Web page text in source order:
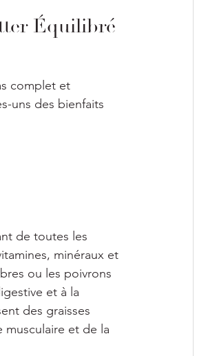
Équilibré
complet et
uns des bienfaits
de toutes les
minéraux et
ou les poivrons
et à la
des graisses
musculaire et de la